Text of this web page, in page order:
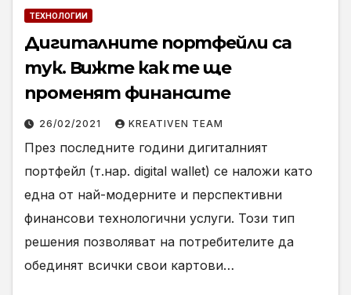
ТЕХНОЛОГИИ
Дигиталните портфейли са
тук. Вижте как те ще
променят финансите
26/02/2021 KREATIVEN TEAM
През последните години дигиталният
портфейл (т.нар. digital wallet) се наложи като
една от най-модерните и перспективни
финансови технологични услуги. Този тип
решения позволяват на потребителите да
обединят всички свои картови…